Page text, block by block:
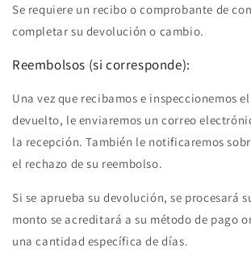
Se requiere un recibo o comprobante de
completar su devolución o cambio.
Reembolsos (si corresponde):
Una vez que recibamos e inspeccionemos
devuelto, le enviaremos un correo
la recepción. También le notificaremos
el rechazo de su reembolso.
Si se aprueba su devolución, se procesará
monto se acreditará a su método de pago
una cantidad específica de días.